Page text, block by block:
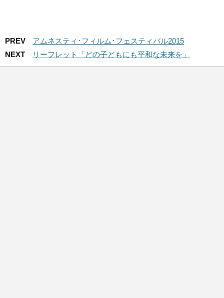
PREV
アムネスティ･フィルム･フェスティバル2015
NEXT
リーフレット「どの子どもにも平和な未来を」